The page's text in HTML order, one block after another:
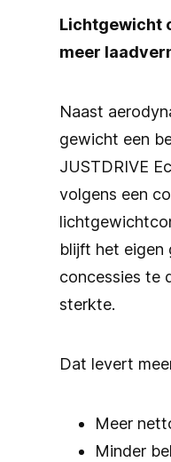
Lichtgewicht
meer
Naast
gewicht een
JUSTDRIVE
volgens een
blijft het eigen
concessies te
sterkte.
Dat levert
Meer
Minder